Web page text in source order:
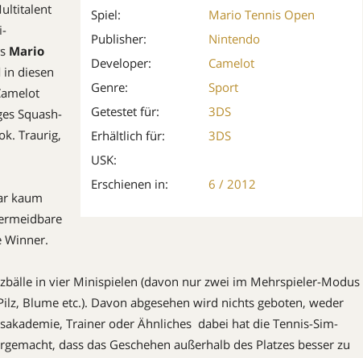
Spiel:
Mario Tennis Open
Publisher:
Nintendo
Developer:
Camelot
Genre:
Sport
Getestet für:
3DS
Erhältlich für:
3DS
USK:
Erschienen in:
6 / 2012
Mario
diesen
Squash-
Traurig,
kaum
Winner.
in vier Minispielen (davon nur zwei im Mehrspieler-Modus
Blume etc.). Davon abgesehen wird nichts geboten, weder
Trainer oder Ähnliches  dabei hat die Tennis-Sim-
dass das Geschehen außerhalb des Platzes besser zu